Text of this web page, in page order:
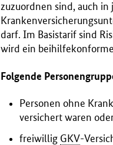
zuzuordnen sind, auch in
darf. Im Basistarif sind
wird ein
Folgende
Personen ohne
versichert waren
freiwillig GKV-